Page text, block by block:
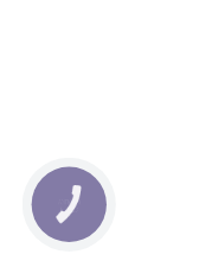
КНОПКА
СВЯЗИ